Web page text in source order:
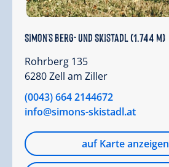
Simon's Berg- und Skistadl (1.744 m)
Rohrberg 135
6280 Zell am Ziller
(0043) 664 2144672
info@simons-skistadl.at
auf Karte anzeigen